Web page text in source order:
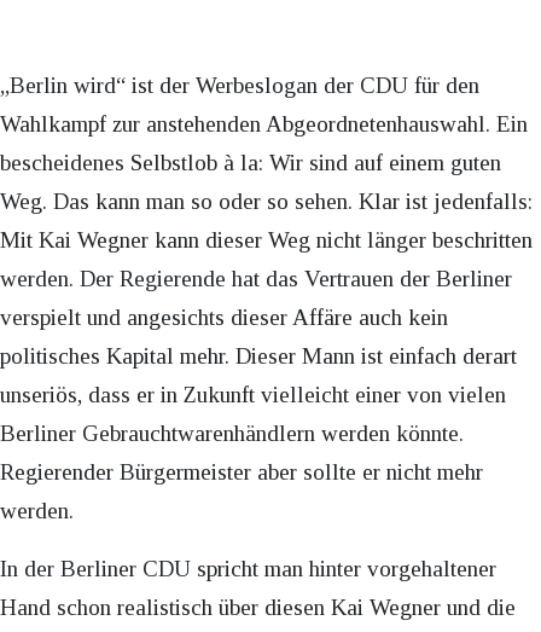
„Berlin wird“ ist der Werbeslogan der CDU für den
Wahlkampf zur anstehenden Abgeordnetenhauswahl. Ein
bescheidenes Selbstlob à la: Wir sind auf einem guten
Weg. Das kann man so oder so sehen. Klar ist jedenfalls:
Mit Kai Wegner kann dieser Weg nicht länger beschritten
werden. Der Regierende hat das Vertrauen der Berliner
verspielt und angesichts dieser Affäre auch kein
politisches Kapital mehr. Dieser Mann ist einfach derart
unseriös, dass er in Zukunft vielleicht einer von vielen
Berliner Gebrauchtwarenhändlern werden könnte.
Regierender Bürgermeister aber sollte er nicht mehr
werden.
In der Berliner CDU spricht man hinter vorgehaltener
Hand schon realistisch über diesen Kai Wegner und die